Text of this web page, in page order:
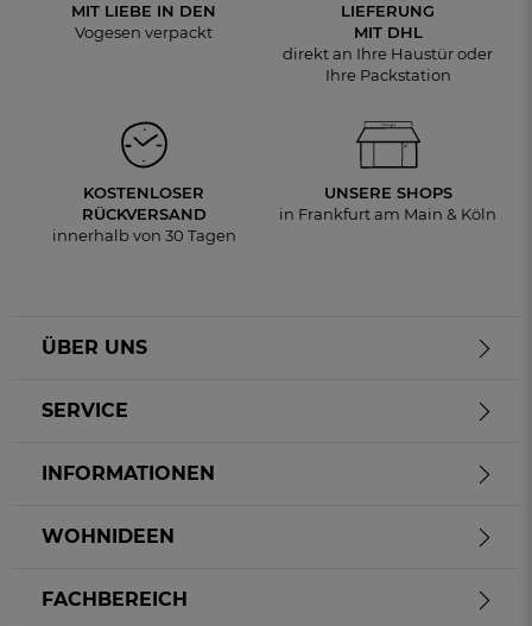
MIT LIEBE IN DEN
Vogesen verpackt
LIEFERUNG
MIT DHL
direkt an Ihre Haustür oder
Ihre Packstation
KOSTENLOSER
RÜCKVERSAND
innerhalb von 30 Tagen
UNSERE SHOPS
in Frankfurt am Main & Köln
ÜBER UNS
SERVICE
INFORMATIONEN
WOHNIDEEN
FACHBEREICH